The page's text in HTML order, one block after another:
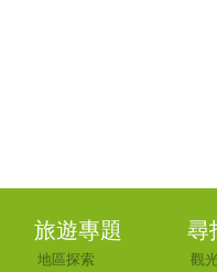
旅遊專題
地區探索
尋
觀光